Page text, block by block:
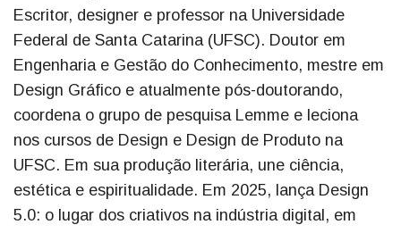
Escritor, designer e professor na Universidade
Federal de Santa Catarina (UFSC). Doutor em
Engenharia e Gestão do Conhecimento, mestre em
Design Gráfico e atualmente pós-doutorando,
coordena o grupo de pesquisa Lemme e leciona
nos cursos de Design e Design de Produto na
UFSC. Em sua produção literária, une ciência,
estética e espiritualidade. Em 2025, lança Design
5.0: o lugar dos criativos na indústria digital, em